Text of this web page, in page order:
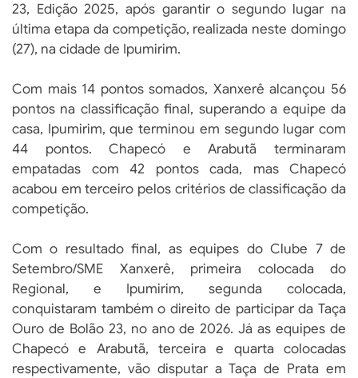
23, Edição 2025, após garantir o segundo lugar na
última etapa da competição, realizada neste domingo
(27), na cidade de Ipumirim.
Com mais 14 pontos somados, Xanxerê alcançou 56
pontos na classificação final, superando a equipe da
casa, Ipumirim, que terminou em segundo lugar com
44 pontos. Chapecó e Arabutã terminaram
empatadas com 42 pontos cada, mas Chapecó
acabou em terceiro pelos critérios de classificação da
competição.
Com o resultado final, as equipes do Clube 7 de
Setembro/SME Xanxerê, primeira colocada do
Regional, e Ipumirim, segunda colocada,
conquistaram também o direito de participar da Taça
Ouro de Bolão 23, no ano de 2026. Já as equipes de
Chapecó e Arabutã, terceira e quarta colocadas
respectivamente, vão disputar a Taça de Prata em